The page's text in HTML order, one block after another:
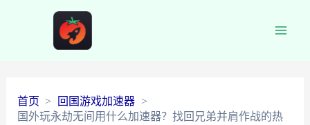
首页
回国游戏加速器
国外玩永劫无间用什么加速器？找回兄弟并肩作战的热